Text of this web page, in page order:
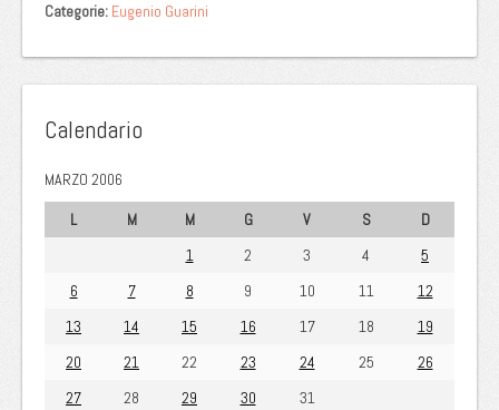
Categorie: Eugenio Guarini
Calendario
MARZO 2006
L
M M G V S
D
1
2 3 4
5
6
7 8 9 10 11
12
13
14 15 16 17 18
19
20
21 22 23 24 25
26
27
28 29 30 31